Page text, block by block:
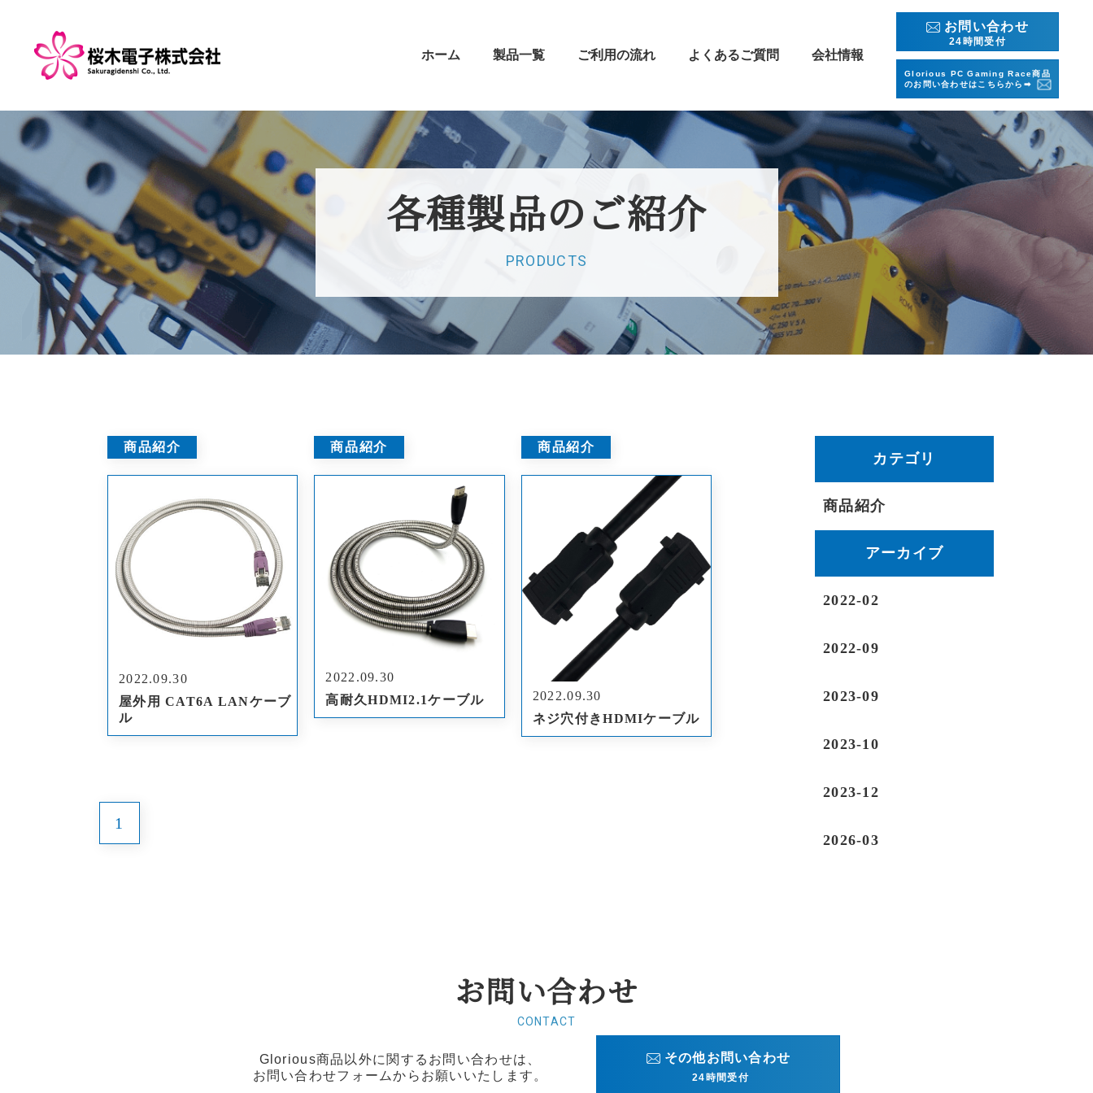
ホーム 製品一覧 ご利用の流れ よくあるご質問 会社情報
お問い合わせ
24時間受付
Glorious PC Gaming Race商品
のお問い合わせはこちらから➡︎
各種製品のご紹介
PRODUCTS
商品紹介
2022.09.30
屋外用 CAT6A LANケーブ
ル
商品紹介
2022.09.30
高耐久HDMI2.1ケーブル
商品紹介
2022.09.30
ネジ穴付きHDMIケーブル
1
カテゴリ
商品紹介
アーカイブ
2022-02
2022-09
2023-09
2023-10
2023-12
2026-03
お問い合わせ
CONTACT
Glorious商品以外に関するお問い合わせは、
お問い合わせフォームから お願いいたします。
その他お問い合わせ
24時間受付